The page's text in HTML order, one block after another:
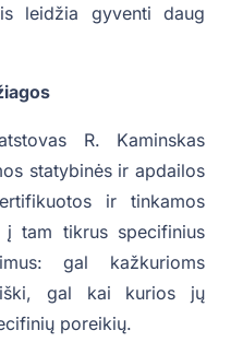
leidžia gyventi daug
R. Kaminskas
statybinės ir apdailos
ir tinkamos
į tam tikrus specifinius
gal kažkurioms
gal kai kurios jų
poreikių.